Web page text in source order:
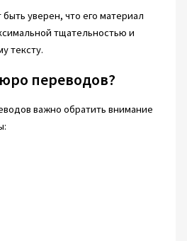
уверен, что его материал
тщательностью и
тексту.
переводов?
важно обратить внимание